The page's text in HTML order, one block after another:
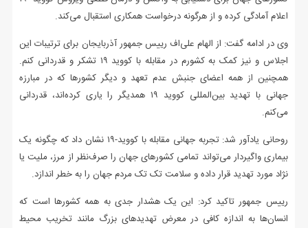
اعلام آمادگی کرده و از هرگونه درخواست همکاری استقبال می‌کند.
وی در ادامه گفت: از الهام علی‌اف رییس جمهور آذربایجان برای ترتیبات این
اجلاس و نیز کمک به کشورم در مقابله با کووید ۱۹ تشکر و قدردانی کنم.
همچنین از همه اعضای جنبش عدم تعهد و دیگر کشورها که در مبارزه
جهانی با تهدید بین‌المللی کووید ‌۱۹ همدیگر را یاری کرده‌اند، قدردانی
می‌کنم.
روحانی یادآور شد: تجربه جهانی مقابله با کووید-۱۹ نشان داد که چگونه یک
بیماری واگیردار می‌تواند تمامی کشورهای جهان را صرف‌نظر از مرز، ملیت یا
نژاد مورد تهدید قرار داده و سلامت تک تک مردم جهان را به خطر اندازد.
رییس جمهور تاکید کرد: این یک هشدار جدی به همه کشورها است که
انسان‌ها به اندازه کافی در معرض تهدیدهای بزرگ مانند تخریب محیط